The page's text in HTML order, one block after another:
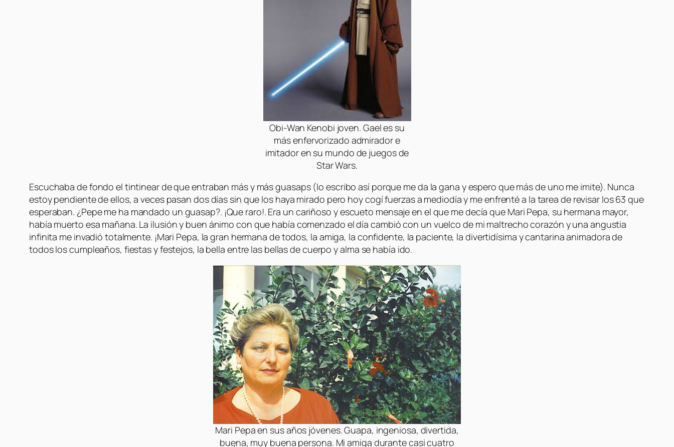
Obi-Wan Kenobi joven. Gael es su
más enfervorizado admirador e
imitador en su mundo de juegos de
Star Wars.
Escuchaba de fondo el tintinear de que entraban más y más guasaps (lo escribo así porque me da la gana y espero que más de uno me imite). Nunca
estoy pendiente de ellos, a veces pasan dos días sin que los haya mirado pero hoy cogí fuerzas a mediodía y me enfrenté a la tarea de revisar los 63 que
esperaban. ¿Pepe me ha mandado un guasap?. ¡Que raro!. Era un cariñoso y escueto mensaje en el que me decía que Mari Pepa, su hermana mayor,
había muerto esa mañana. La ilusión y buen ánimo con que había comenzado el día cambió con un vuelco de mi maltrecho corazón y una angustia
infinita me invadió totalmente. ¡Mari Pepa, la gran hermana de todos, la amiga, la confidente, la paciente, la divertidísima y cantarina animadora de
todos los cumpleaños, fiestas y festejos, la bella entre las bellas de cuerpo y alma se había ido.
Mari Pepa en sus años jóvenes. Guapa, ingeniosa, divertida,
buena, muy buena persona. Mi amiga durante casi cuatro